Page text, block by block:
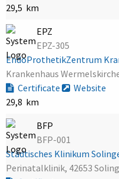
29,5 km
EPZ
EPZ-305
EndoProthetikZentrum
Krankenhaus
Certificate
Website
29,8 km
BFP
BFP-001
Städtisches Klinikum
Perinatalklinik, 42653